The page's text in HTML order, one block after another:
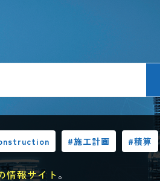
#施工計画 #積算
情報サイト。